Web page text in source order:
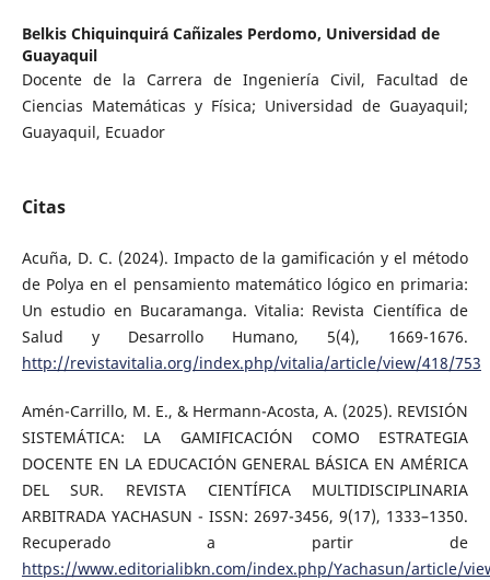
Belkis Chiquinquirá Cañizales Perdomo, Universidad de
Guayaquil
Docente de la Carrera de Ingeniería Civil, Facultad de
Ciencias Matemáticas y Física; Universidad de Guayaquil;
Guayaquil, Ecuador
Citas
Acuña, D. C. (2024). Impacto de la gamificación y el método
de Polya en el pensamiento matemático lógico en primaria:
Un estudio en Bucaramanga. Vitalia: Revista Científica de
Salud y Desarrollo Humano, 5(4), 1669-1676.
http://revistavitalia.org/index.php/vitalia/article/view/418/753
Amén-Carrillo, M. E., & Hermann-Acosta, A. (2025). REVISIÓN
SISTEMÁTICA: LA GAMIFICACIÓN COMO ESTRATEGIA
DOCENTE EN LA EDUCACIÓN GENERAL BÁSICA EN AMÉRICA
DEL SUR. REVISTA CIENTÍFICA MULTIDISCIPLINARIA
ARBITRADA YACHASUN - ISSN: 2697-3456, 9(17), 1333–1350.
Recuperado a partir de
https://www.editorialibkn.com/index.php/Yachasun/article/